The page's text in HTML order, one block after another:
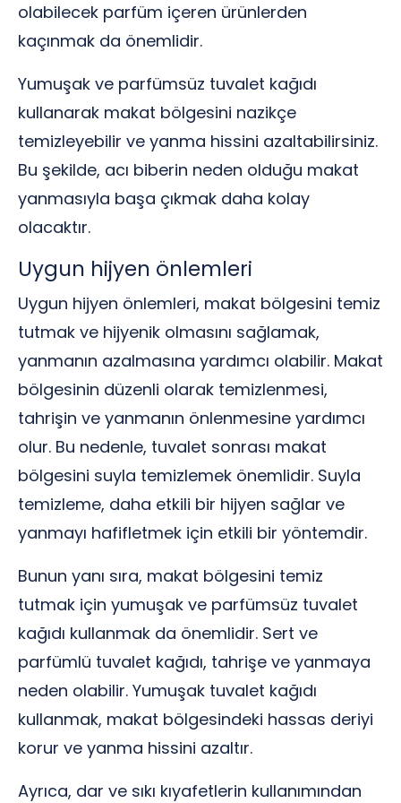
olabilecek parfüm içeren ürünlerden
kaçınmak da önemlidir.
Yumuşak ve parfümsüz tuvalet kağıdı
kullanarak makat bölgesini nazikçe
temizleyebilir ve yanma hissini azaltabilirsiniz.
Bu şekilde, acı biberin neden olduğu makat
yanmasıyla başa çıkmak daha kolay
olacaktır.
Uygun hijyen önlemleri
Uygun hijyen önlemleri, makat bölgesini temiz
tutmak ve hijyenik olmasını sağlamak,
yanmanın azalmasına yardımcı olabilir. Makat
bölgesinin düzenli olarak temizlenmesi,
tahrişin ve yanmanın önlenmesine yardımcı
olur. Bu nedenle, tuvalet sonrası makat
bölgesini suyla temizlemek önemlidir. Suyla
temizleme, daha etkili bir hijyen sağlar ve
yanmayı hafifletmek için etkili bir yöntemdir.
Bunun yanı sıra, makat bölgesini temiz
tutmak için yumuşak ve parfümsüz tuvalet
kağıdı kullanmak da önemlidir. Sert ve
parfümlü tuvalet kağıdı, tahrişe ve yanmaya
neden olabilir. Yumuşak tuvalet kağıdı
kullanmak, makat bölgesindeki hassas deriyi
korur ve yanma hissini azaltır.
Ayrıca, dar ve sıkı kıyafetlerin kullanımından